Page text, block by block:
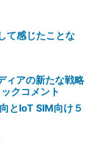
て感じたことな
ィアの新たな戦略
クコメント
とIoT SIM向け５